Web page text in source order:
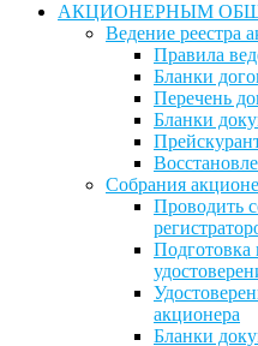
АКЦИОНЕРНЫМ
Ведение реестра
Правила
Бланки
Перечень
Бланки
Собрания
Проводить
Подготовка
акционера
Бланки